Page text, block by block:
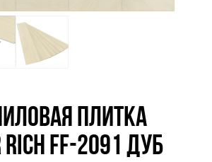
ПЛИТКА
RICH FF-2091 ДУБ